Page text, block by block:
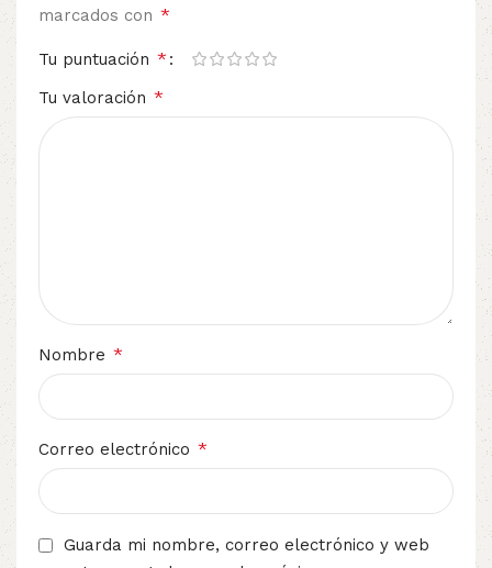
marcados con *
Tu puntuación *
Tu valoración *
Nombre *
Correo electrónico *
Guarda mi nombre, correo electrónico y web